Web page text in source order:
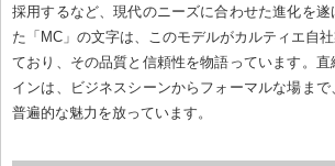
採用するなど、現代のニーズに合わせた進化を
た「MC」の文字は、このモデルがカルティエ自
ており、その品質と信頼性を物語っています。
インは、ビジネスシーンからフォーマルな場ま
普遍的な魅力を放っています。